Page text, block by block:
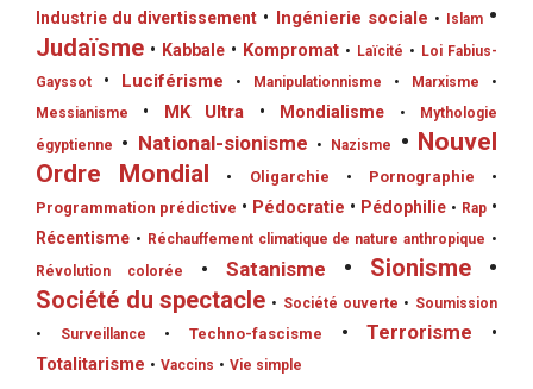
Industrie du divertissement • Ingénierie sociale • Islam •
Judaïsme • Kabbale • Kompromat • Laïcité • Loi Fabius-
Gayssot
• Luciférisme • Manipulationnisme • Marxisme
•
Messianisme
• MK Ultra • Mondialisme •
Mythologie
égyptienne
• National-sionisme • Nazisme • Nouvel
Ordre Mondial
• Oligarchie • Pornographie
•
Programmation prédictive • Pédocratie • Pédophilie • Rap •
Récentisme • Réchauffement climatique de nature anthropique •
Révolution colorée
• Satanisme • Sionisme
•
Société du spectacle • Société ouverte • Soumission
•
Surveillance • Techno-fascisme • Terrorisme
•
Totalitarisme • Vaccins • Vie simple